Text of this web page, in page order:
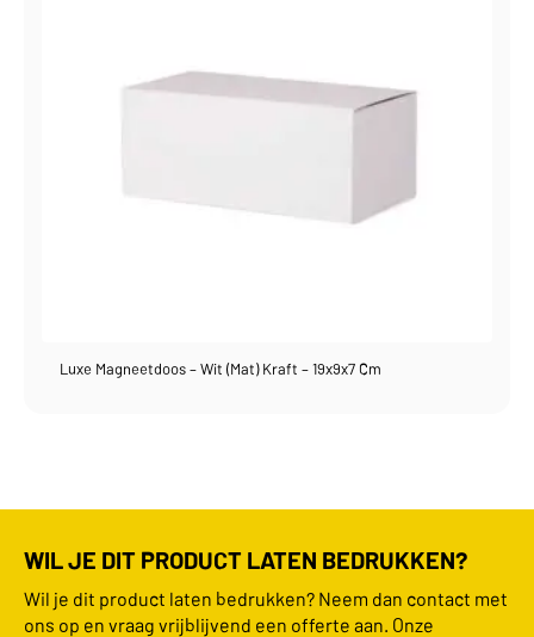
Luxe Magneetdoos – Wit (mat) Kraft – 19x9x7 Cm
WIL JE DIT PRODUCT LATEN BEDRUKKEN?
Wil je dit product laten bedrukken? Neem dan contact met
ons op en vraag vrijblijvend een offerte aan. Onze